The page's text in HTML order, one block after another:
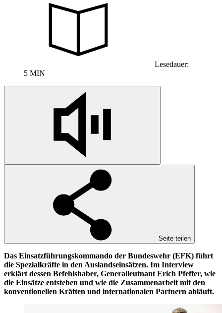
Lesedauer:
5 MIN
Seite teilen
Das Einsatzführungskommando der Bundeswehr (EFK) führt
die Spezialkräfte in den Auslandseinsätzen. Im Interview
erklärt dessen Befehlshaber, Generalleutnant Erich Pfeffer, wie
die Einsätze entstehen und wie die Zusammenarbeit mit den
konventionellen Kräften und internationalen Partnern abläuft.